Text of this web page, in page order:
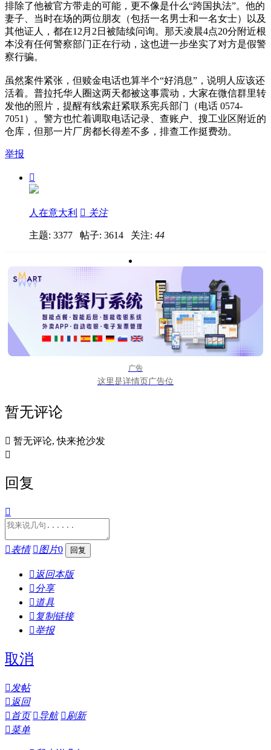
排除了他被官方带走的可能，更不像是什么“跨国执法”。他的
妻子、当时在场的两位朋友（包括一名男士和一名女士）以及
其他证人，都在12月2日被陆续问询。那天凌晨4点20分附近根
本没有任何警察部门正在行动，这也进一步坐实了对方是假警
察行骗。
虽然案件紧张，但赎金电话也算半个“好消息”，说明人应该还
活着。普拉托华人圈这两天都被这事震动，大家在微信群里转
发他的照片，提醒有线索赶紧联系宪兵部门（电话 0574-
7051）。警方也忙着调取电话记录、查账户、搜工业区附近的
仓库，但那一片厂房都长得差不多，排查工作挺费劲。
举报

人在意大利  关注
主题: 3377 帖子: 3614 关注: 44
广告
这里是详情页广告位
暂无评论
 暂无评论, 快来抢沙发

回复

表情 图片0
 返回本版
分享
 道具
 复制链接
举报
取消
发帖
 返回
 首页 导航 刷新
菜单